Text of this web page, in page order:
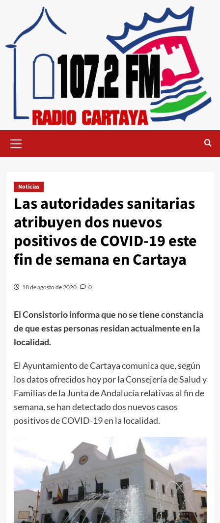
Noticias
Las autoridades sanitarias
atribuyen dos nuevos
positivos de COVID-19 este
fin de semana en Cartaya
18 de agosto de 2020 0
El Consistorio informa que no se tiene constancia
de que estas personas residan actualmente en la
localidad.
El Ayuntamiento de Cartaya comunica que, según
los datos ofrecidos hoy por la Consejería de Salud y
Familias de la Junta de Andalucía relativas al fin de
semana, se han detectado dos nuevos casos
positivos de COVID-19 en la localidad.